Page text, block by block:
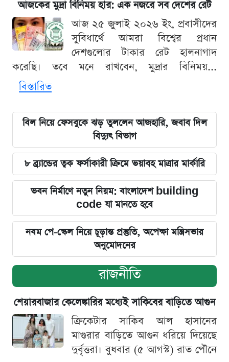
আজকের মুদ্রা বিনিময় হার: এক নজরে সব দেশের রেট
আজ ২৫ জুলাই ২০২৬ ইং, প্রবাসীদের
সুবিধার্থে আমরা বিশ্বের প্রধান
দেশগুলোর টাকার রেট হালনাগাদ
করেছি। তবে মনে রাখবেন, মুদ্রার বিনিময়...
বিস্তারিত
বিল নিয়ে ফেসবুকে ঝড় তুললেন আজহারি, জবাব দিল
বিদ্যুৎ বিভাগ
৮ ব্র্যান্ডের ত্বক ফর্সাকারী ক্রিমে ভয়াবহ মাত্রার মার্কারি
ভবন নির্মাণে নতুন নিয়ম: বাংলাদেশ building
code যা মানতে হবে
নবম পে-স্কেল নিয়ে চূড়ান্ত প্রস্তুতি, অপেক্ষা মন্ত্রিসভার
অনুমোদনের
রাজনীতি
শেয়ারবাজার কেলেঙ্কারির মধ্যেই সাকিবের বাড়িতে আগুন
ক্রিকেটার সাকিব আল হাসানের
মাগুরার বাড়িতে আগুন ধরিয়ে দিয়েছে
দুর্বৃত্তরা। বুধবার (৫ আগস্ট) রাত পৌনে